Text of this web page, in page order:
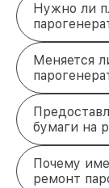
способы
Как
Позвольте
снова
к
ремонт и
номеру +7
адресу ул.
Нужно ли
Меняется
бумаги на
Почему
ремонт